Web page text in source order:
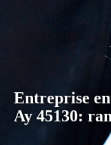
Entreprise
Ay 45130: